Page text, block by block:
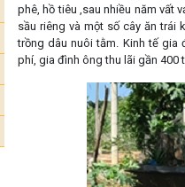
phê, hồ tiêu ,sau nhiều năm vất
sầu riêng và một số cây ăn trái
trồng dâu nuôi tằm. Kinh tế gia
phí, gia đình ông thu lãi gần 400